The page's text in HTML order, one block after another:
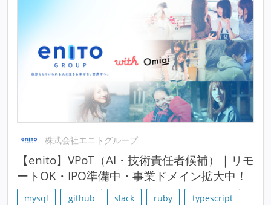
株式会社エニトグループ
【enito】VPoT（AI・技術責任者候補）｜リモ
ートOK・IPO準備中・事業ドメイン拡大中！
mysql github slack ruby
typescript